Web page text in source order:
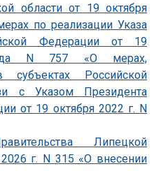
области от 19 октября
по реализации Указа
Федерации от 19
N 757 «О мерах,
субъектах Российской
с Указом Президента
от 19 октября 2022 г. N
Липецкой
г. N 315 «О внесении